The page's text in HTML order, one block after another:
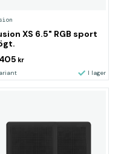
XS 6.5" RGB sport
kr
I lager